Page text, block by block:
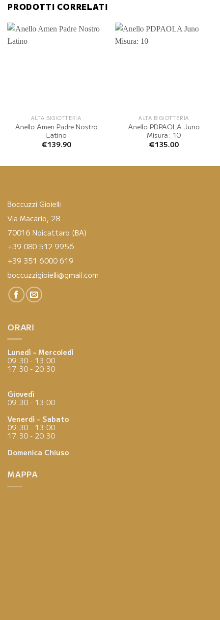
PRODOTTI CORRELATI
ALTA BIGIOTTERIA
Anello Amen Padre Nostro
Latino
€139.90
ALTA BIGIOTTERIA
Anello PDPAOLA Juno
Misura: 10
€135.00
Boccuzzi Gioielli
Via Macario, 28
70016 Noicattaro (BA)
+39 080 512 9956
+39 351 6000 619
boccuzzigioielli@gmail.com
ORARI
Lunedì - Mercoledì
09:30 - 13:00
17:30 - 20:30
Giovedì
09:30 - 13:00
Venerdì - Sabato
09:30 - 13:00
17:30 - 20:30
Domenica Chiuso
MAPPA